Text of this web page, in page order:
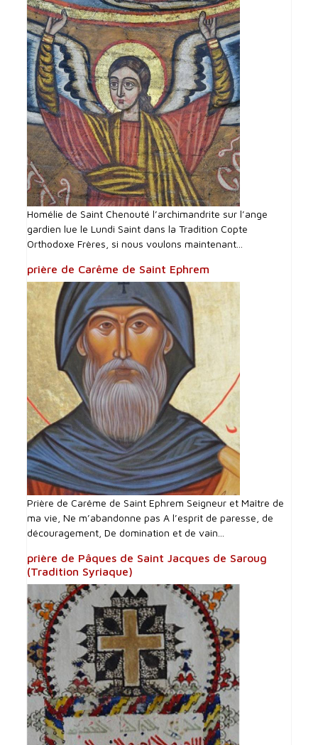
Homélie de Saint Chenouté l’archimandrite sur l’ange
gardien lue le Lundi Saint dans la Tradition Copte
Orthodoxe Frères, si nous voulons maintenant...
prière de Carême de Saint Ephrem
Prière de Carême de Saint Ephrem Seigneur et Maître de
ma vie, Ne m’abandonne pas A l’esprit de paresse, de
découragement, De domination et de vain...
prière de Pâques de Saint Jacques de Saroug
(Tradition Syriaque)